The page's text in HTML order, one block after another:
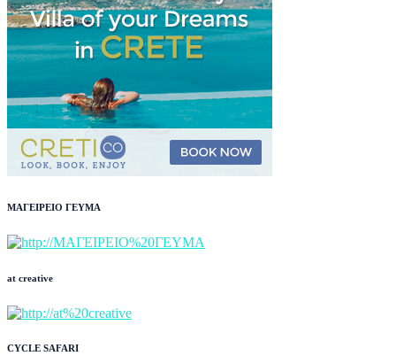
ΜΑΓΕΙΡΕΙΟ ΓΕΥΜΑ
at creative
CYCLE SAFARI